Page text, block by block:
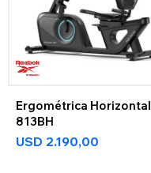
Ergométrica Horizontal
813BH
USD 2.190,00